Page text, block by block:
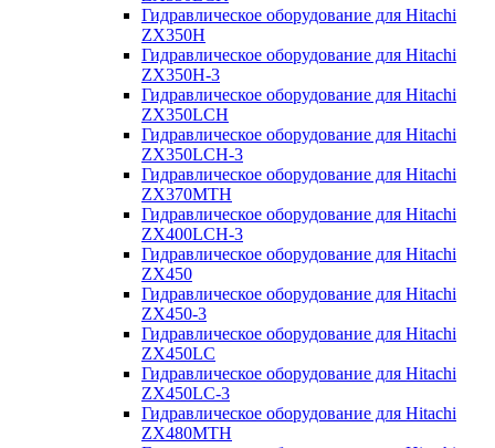
Гидравлическое оборудование для Hitachi
ZX350H
Гидравлическое оборудование для Hitachi
ZX350H-3
Гидравлическое оборудование для Hitachi
ZX350LCH
Гидравлическое оборудование для Hitachi
ZX350LCH-3
Гидравлическое оборудование для Hitachi
ZX370MTH
Гидравлическое оборудование для Hitachi
ZX400LCH-3
Гидравлическое оборудование для Hitachi
ZX450
Гидравлическое оборудование для Hitachi
ZX450-3
Гидравлическое оборудование для Hitachi
ZX450LC
Гидравлическое оборудование для Hitachi
ZX450LC-3
Гидравлическое оборудование для Hitachi
ZX480MTH